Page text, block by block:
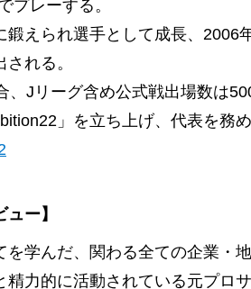
プレーする。
鍛えられ選手として成長、2006
れる。
、Jリーグ含め公式戦出場数は
」を立ち上げ、代表を務め
ー】
を学んだ、関わる全ての企業・
力的に活動されている元プロ